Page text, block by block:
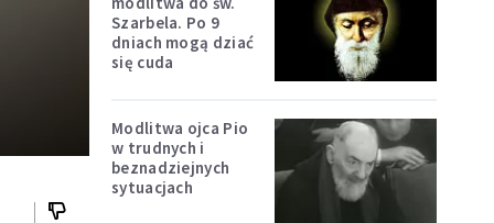
Szarbela. Po 9
dniach mogą dziać
się cuda
Modlitwa ojca Pio
w trudnych i
beznadziejnych
sytuacjach